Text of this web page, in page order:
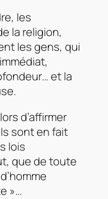
les
la religion,
les gens, qui
et la
d’affirmer
sont en fait
lois
que de toute
»…